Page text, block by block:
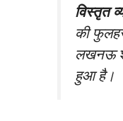
विस्तृत
की
लखनऊ
हुआ है।